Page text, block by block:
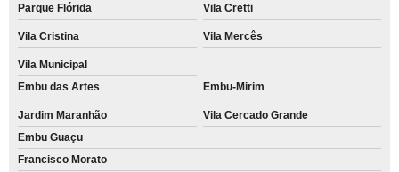
Parque Flórida Vila Cretti
Vila Cristina Vila Mercês
Vila Municipal
Embu das Artes
Embu-Mirim
Jardim Maranhão
Vila Cercado Grande
Embu Guaçu
Francisco Morato